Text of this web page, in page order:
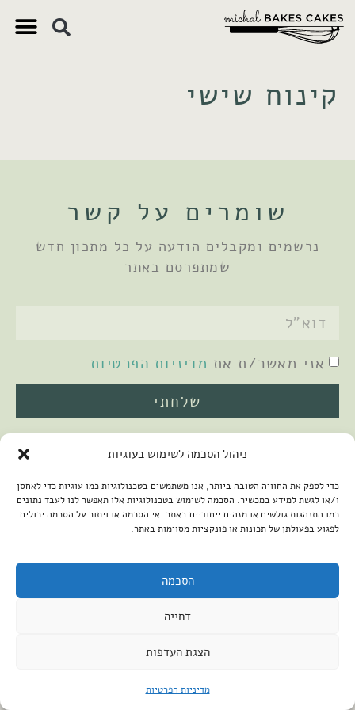
ניהול הסכמה לשימוש בעוגיות
כדי לספק את החוויה הטובה ביותר, אנו משתמשים בטכנולוגיות כמו עוגיות כדי לאחסן
ו/או לגשת למידע במכשיר. הסכמה לשימוש בטכנולוגיות אלו תאפשר לנו לעבד נתונים
כמו התנהגות גולשים או מזהים ייחודיים באתר. אי הסכמה או ויתור על הסכמה יכולים
לפגוע בפעולתן של תכונות או פונקציות מסוימות באתר.
הסכמה
דחייה
הצגת העדפות
מדיניות הפרטיות
קינוח שישי
שומרים על קשר
נרשמים ומקבלים הודעה על כל מתכון חדש
שמתפרסם באתר
אני מאשר/ת את מדיניות הפרטיות
שלחתי
2026 © כל הזכויות שמורות למיכל שמיר
הצהרת נגישות